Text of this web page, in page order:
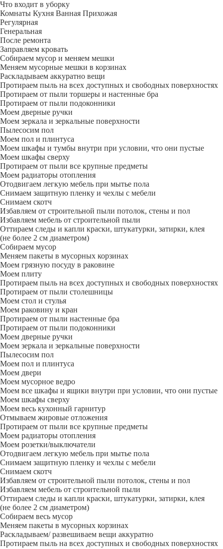
Что входит в уборку
Регу­лярная
Гене­ральная
После ремонта
Заправляем кровать
Собираем мусор и меняем мешки
Меняем мусорные мешки в корзинах
Раскладываем аккуратно вещи
Протираем пыль на всех доступных и свободных поверхностях
Протираем от пыли торшеры и настенные бра
Протираем от пыли подоконники
Моем дверные ручки
Моем зеркала и зеркальные поверхности
Пылесосим пол
Моем пол и плинтуса
Моем шкафы и тумбы внутри при условии, что они пустые
Моем шкафы сверху
Протираем от пыли все крупные предметы
Моем радиаторы отопления
Отодвигаем легкую мебель при мытье пола
Снимаем защитную пленку и чехлы с мебели
Снимаем скотч
Избавляем от строительной пыли потолок, стены и пол
Избавляем мебель от строительной пыли
Оттираем следы и капли краски, штукатурки, затирки, клея
(не более 2 см диаметром)
Собираем мусор
Меняем пакеты в мусорных корзинах
Моем грязную посуду в раковине
Моем плиту
Протираем пыль на всех доступных и свободных поверхностях
Протираем от пыли столешницы
Моем стол и стулья
Моем раковину и кран
Протираем от пыли настенные бра
Протираем от пыли подоконники
Моем дверные ручки
Моем зеркала и зеркальные поверхности
Пылесосим пол
Моем пол и плинтуса
Моем двери
Моем мусорное ведро
Моем все шкафы и ящики внутри при условии, что они пустые
Моем шкафы сверху
Моем весь кухонный гарнитур
Отмываем жировые отложения
Протираем от пыли все крупные предметы
Моем радиаторы отопления
Моем розетки/выключатели
Отодвигаем легкую мебель при мытье пола
Снимаем защитную пленку и чехлы с мебели
Снимаем скотч
Избавляем от строительной пыли потолок, стены и пол
Избавляем мебель от строительной пыли
Оттираем следы и капли краски, штукатурки, затирки, клея
(не более 2 см диаметром)
Собираем весь мусор
Меняем пакеты в мусорных корзинах
Раскладываем/ развешиваем вещи аккуратно
Протираем пыль на всех доступных и свободных поверхностях